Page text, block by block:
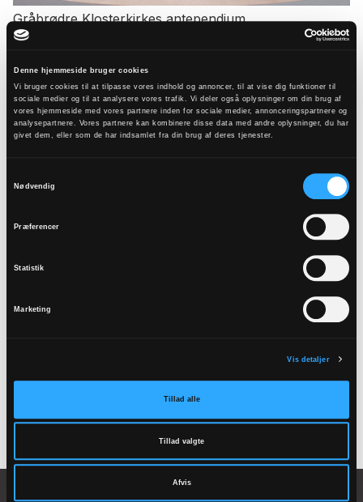
Denne hjemmeside bruger cookies
Vi bruger cookies til at tilpasse vores indhold og annoncer, til at vise dig funktioner til
sociale medier og til at analysere vores trafik. Vi deler også oplysninger om din brug af
vores hjemmeside med vores partnere inden for sociale medier, annonceringspartnere og
analysepartnere. Vores partnere kan kombinere disse data med andre oplysninger, du har
givet dem, eller som de har indsamlet fra din brug af deres tjenester.
Nødvendig
Præferencer
Statistik
Marketing
Vis detaljer
Tillad alle
Tillad valgte
Afvis
Gråbrødre Klosterkirkes antependium
Farverne i antependiet er valgt så de harmonerer
med farverne i altertavlen.
Kunstneren har valgt syv kors som antependiets
Tilmeld
Tilmeld